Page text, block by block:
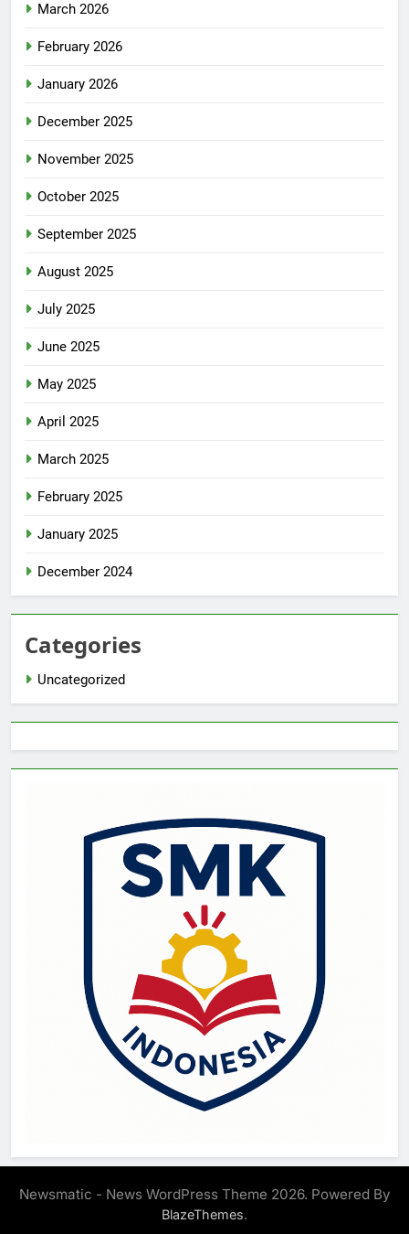
March 2026
February 2026
January 2026
December 2025
November 2025
October 2025
September 2025
August 2025
July 2025
June 2025
May 2025
April 2025
March 2025
February 2025
January 2025
December 2024
Categories
Uncategorized
Newsmatic - News WordPress Theme 2026. Powered By
BlazeThemes.